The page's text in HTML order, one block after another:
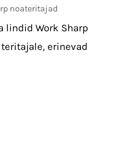
noateritajad
lindid Work Sharp
erinevad